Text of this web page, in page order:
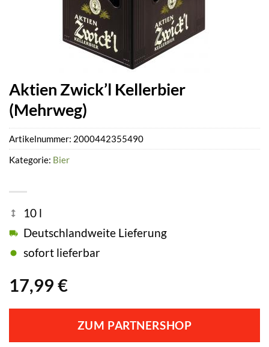
Aktien Zwick’l Kellerbier
(Mehrweg)
17,99 €
10 l
Deutschlandweite Lieferung
sofort lieferbar
ZUM PARTNERSHOP
Artikelnummer: 2000442355490
Kategorie: Bier